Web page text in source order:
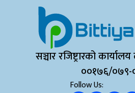
सञ्चार रजिष्ट्रारको कार्यालय
००१७६/०७९-
Follow Us: